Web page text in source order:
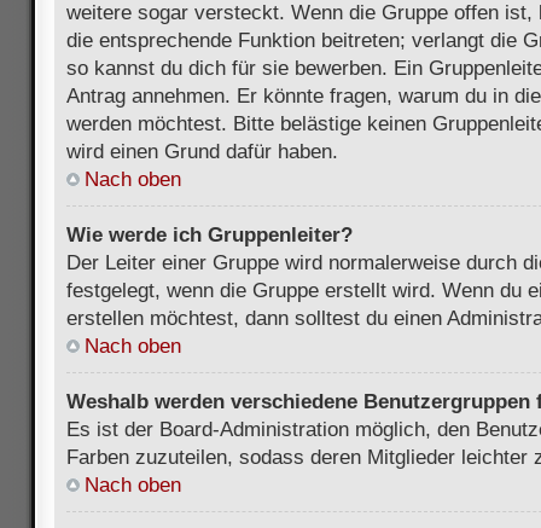
weitere sogar versteckt. Wenn die Gruppe offen
die entsprechende Funktion beitreten; verlangt die
so kannst du dich für sie bewerben. Ein
Antrag annehmen. Er könnte fragen, warum du in
werden möchtest. Bitte belästige keinen
wird einen Grund dafür haben.
Nach oben
Wie werde ich Gruppenleiter?
Der Leiter einer Gruppe wird normalerweise durch
festgelegt, wenn die Gruppe erstellt wird. Wenn du
erstellen möchtest, dann solltest du einen
Nach oben
Weshalb werden verschiedene
Es ist der Board-Administration möglich, den
Farben zuzuteilen, sodass deren Mitglieder leichter
Nach oben